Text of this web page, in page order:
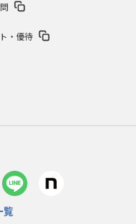
・優待
覧